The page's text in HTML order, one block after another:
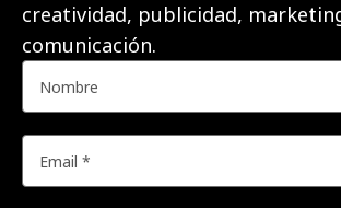
creatividad, publicidad,
comunicación.